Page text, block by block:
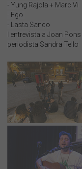
- Yung Rajola + Marc Vi
- Ego
- Lasta Sanco
I entrevista a Joan
periodista Sandra Tello